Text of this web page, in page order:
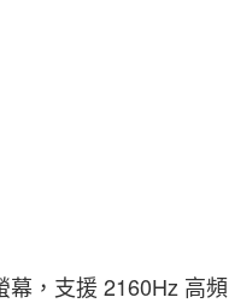
幕，支援 2160Hz 高頻